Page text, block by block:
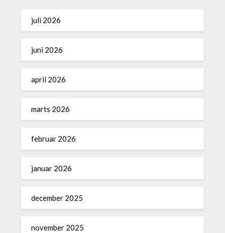
juli 2026
juni 2026
april 2026
marts 2026
februar 2026
januar 2026
december 2025
november 2025